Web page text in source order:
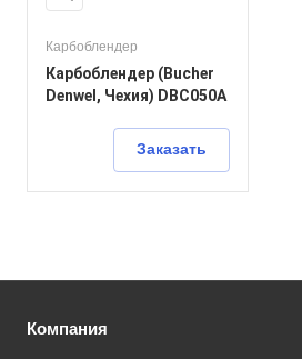
Карбоблендер
Карбоблендер (Bucher
Denwel, Чехия) DBC050A
Заказать
Компания